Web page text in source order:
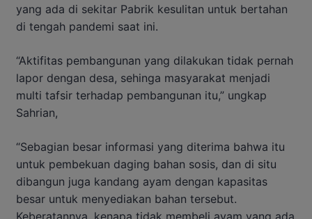
yang ada di sekitar Pabrik kesulitan untuk bertahan
di tengah pandemi saat ini.
“Aktifitas pembangunan yang dilakukan tidak pernah
lapor dengan desa, sehinga masyarakat menjadi
multi tafsir terhadap pembangunan itu,” ungkap
Sahrian,
“Sebagian besar informasi yang diterima bahwa itu
untuk pembekuan daging bahan sosis, dan di situ
dibangun juga kandang ayam dengan kapasitas
besar untuk menyediakan bahan tersebut.